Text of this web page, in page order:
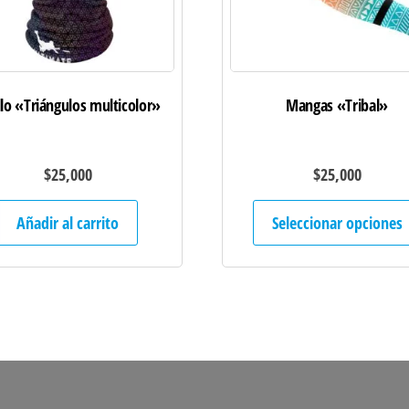
«Triángulos multicolor»
$25,000
Añadir al carrito
Mangas «Tribal»
$25,000
Seleccionar opciones